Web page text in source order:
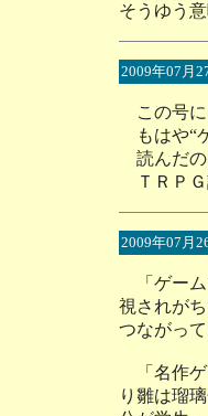
そうゆう
2009年07月
この号に
もはや“
読んだの
ＴＲＰＧ
2009年07月
「ゲーム
視されが
つながっ
「名作ゲ
り雛は瑠